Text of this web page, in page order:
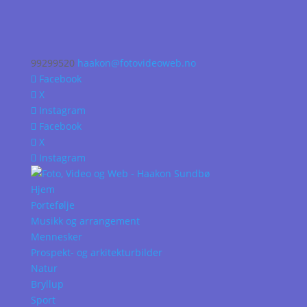
99299520 haakon@fotovideoweb.no
Facebook
X
Instagram
Facebook
X
Instagram
Hjem
Portefølje
Musikk og arrangement
Mennesker
Prospekt- og arkitekturbilder
Natur
Bryllup
Sport